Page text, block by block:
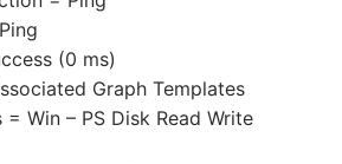
(0 ms)
Graph Templates
Win – PS Disk Read Write